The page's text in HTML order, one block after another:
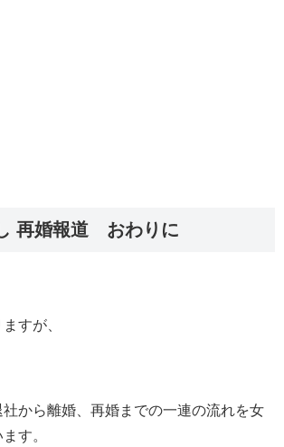
再婚報道 おわりに
すが、
から離婚、再婚までの一連の流れを女
す。